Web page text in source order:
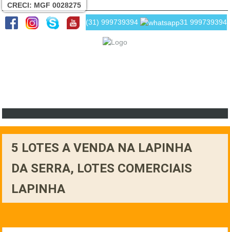
CRECI: MGF 0028275
(31) 999739394 31 999739394
5 LOTES A VENDA NA LAPINHA
DA SERRA, LOTES COMERCIAIS
LAPINHA